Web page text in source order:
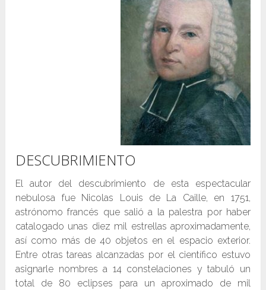
DESCUBRIMIENTO
El autor del descubrimiento de esta espectacular
nebulosa fue Nicolas Louis de La Caille, en 1751,
astrónomo francés que salió a la palestra por haber
catalogado unas diez mil estrellas aproximadamente,
así como más de 40 objetos en el espacio exterior.
Entre otras tareas alcanzadas por el científico estuvo
asignarle nombres a 14 constelaciones y tabuló un
total de 80 eclipses para un aproximado de mil